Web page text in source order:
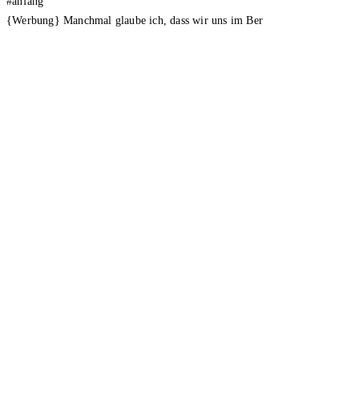
{Werbung} Manchmal glaube ich, dass wir uns im Ber